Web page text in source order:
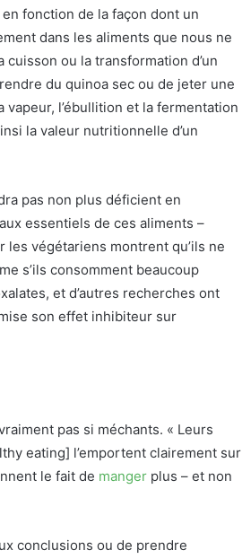
fonction de la façon dont un
dans les aliments que nous ne
ou la transformation d’un
du quinoa sec ou de jeter une
l’ébullition et la fermentation
la valeur nutritionnelle d’un
pas non plus déficient en
essentiels de ces aliments –
les végétariens montrent qu’ils ne
s’ils consomment beaucoup
et d’autres recherches ont
son effet inhibiteur sur
pas si méchants. « Leurs
eating] l’emportent clairement sur
le fait de manger plus – et non
conclusions ou de prendre